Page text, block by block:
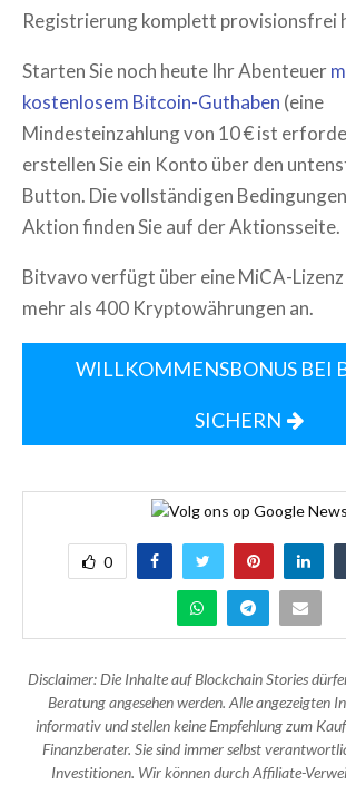
Registrierung komplett provisionsfrei
Starten Sie noch heute Ihr Abenteuer
kostenlosem Bitcoin-Guthaben (eine
Mindesteinzahlung von 10 € ist
erstellen Sie ein Konto über den
Button. Die vollständigen
Aktion finden Sie auf der Aktionsseite.
Bitvavo verfügt über eine MiCA-
mehr als 400 Kryptowährungen an.
WILLKOMMENSBONUS BEI
SICHERN
0
Disclaimer: Die Inhalte auf Blockchain Stories
Beratung angesehen werden. Alle angezeigten
informativ und stellen keine Empfehlung zum
Finanzberater. Sie sind immer selbst
Investitionen. Wir können durch Affiliate-